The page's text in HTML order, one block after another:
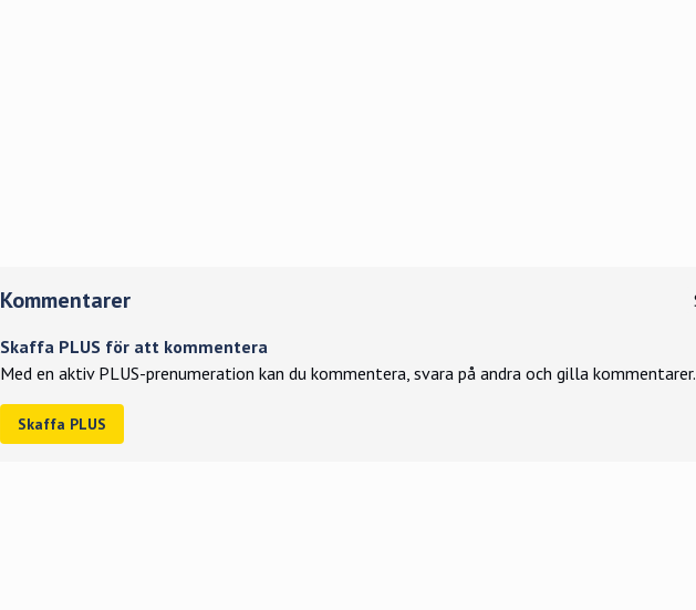
Kommentarer
Skaffa PLUS för att kommentera
Med en aktiv PLUS-prenumeration kan du kommentera, svara på andra och gilla kommentarer.
Skaffa PLUS